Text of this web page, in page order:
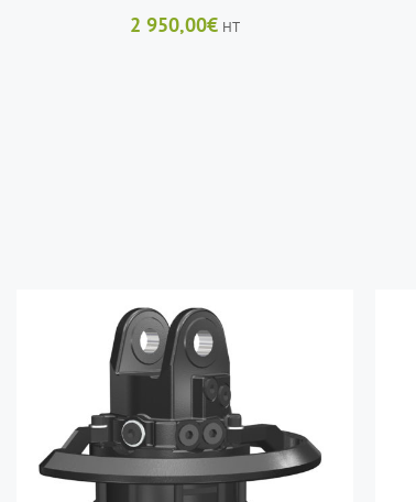
2 950,00€ HT
AJOUTER AU PANIER
/
DÉTAILS